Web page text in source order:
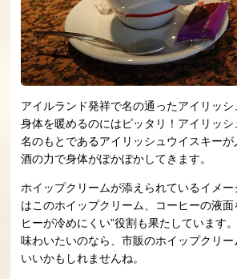
アイルランド発祥で名の通ったアイリッ
身体を暖めるのにはピッタリ！アイリッ
名のもとであるアイリッシュウイスキー
酒の力で身体がぽかぽかしてきます。
ホイップクリームが添えられているイメ
はこのホイップクリーム、コーヒーの液面
ヒーが冷めにくい”役割も果たしています
味わいたいのなら、市販のホイップクリー
いいかもしれませんね。